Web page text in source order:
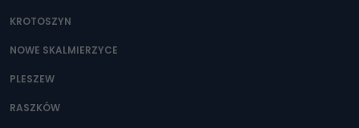
KROTOSZYN
NOWE SKALMIERZYCE
PLESZEW
RASZKÓW